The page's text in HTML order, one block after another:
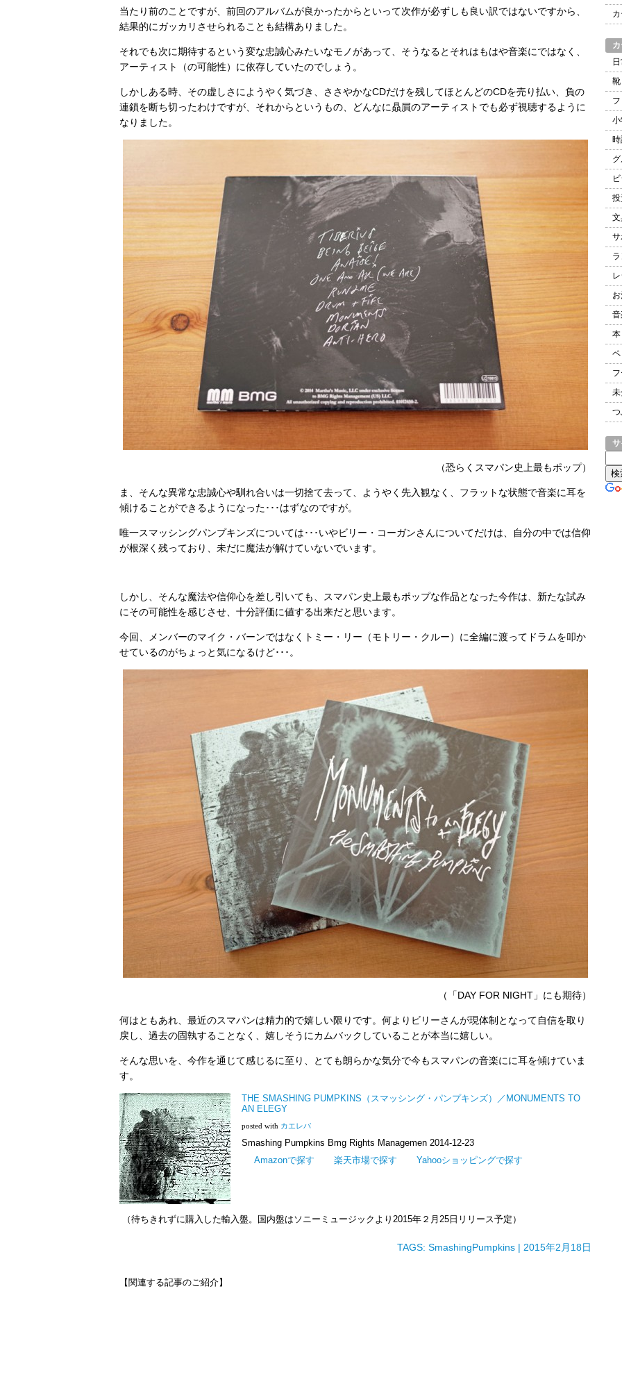
当たり前のことですが、前回のアルバムが良かったからといって次作が必ずしも良い訳ではないですから、
結果的にガッカリさせられることも結構ありました。
それでも次に期待するという変な忠誠心みたいなモノがあって、そうなるとそれはもはや音楽にではなく、
アーティスト（の可能性）に依存していたのでしょう。
しかしある時、その虚しさにようやく気づき、ささやかなCDだけを残してほとんどのCDを売り払い、負の
連鎖を断ち切ったわけですが、それからというもの、どんなに贔屓のアーティストでも必ず視聴するように
なりました。
（恐らくスマパン史上最もポップ）
ま、そんな異常な忠誠心や馴れ合いは一切捨て去って、ようやく先入観なく、フラットな状態で音楽に耳を
傾けることができるようになった･･･はずなのですが。
唯一スマッシングパンプキンズについては･･･いやビリー・コーガンさんについてだけは、自分の中では信仰
が根深く残っており、未だに魔法が解けていないでいます。
しかし、そんな魔法や信仰心を差し引いても、スマパン史上最もポップな作品となった今作は、新たな試み
にその可能性を感じさせ、十分評価に値する出来だと思います。
今回、メンバーのマイク・バーンではなくトミー・リー（モトリー・クルー）に全編に渡ってドラムを叩か
せているのがちょっと気になるけど･･･。
（「DAY FOR NIGHT」にも期待）
何はともあれ、最近のスマパンは精力的で嬉しい限りです。何よりビリーさんが現体制となって自信を取り
戻し、過去の固執することなく、嬉しそうにカムバックしていることが本当に嬉しい。
そんな思いを、今作を通じて感じるに至り、とても朗らかな気分で今もスマパンの音楽にに耳を傾けていま
す。
THE SMASHING PUMPKINS（スマッシング・パンプキンズ）／MONUMENTS TO
AN ELEGY
posted with カエレバ
Smashing Pumpkins Bmg Rights Managemen 2014-12-23
Amazonで探す
楽天市場で探す Yahooショッピングで探す
（待ちきれずに購入した輸入盤。国内盤はソニーミュージックより2015年２月25日リリース予定）
TAGS: SmashingPumpkins | 2015年2月18日
【関連する記事のご紹介】
靴
小
投
サ
音
本
ペ
つ